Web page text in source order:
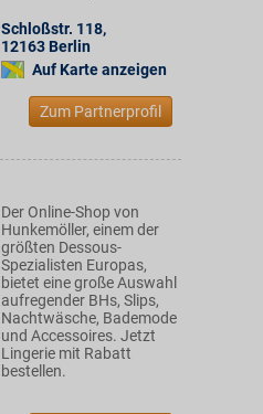
Schloßstr. 118,
12163 Berlin
Auf Karte anzeigen
Zum Partnerprofil
Der Online-Shop von
Hunkemöller, einem der
größten Dessous-
Spezialisten Europas,
bietet eine große Auswahl
aufregender BHs, Slips,
Nachtwäsche, Bademode
und Accessoires. Jetzt
Lingerie mit Rabatt
bestellen.